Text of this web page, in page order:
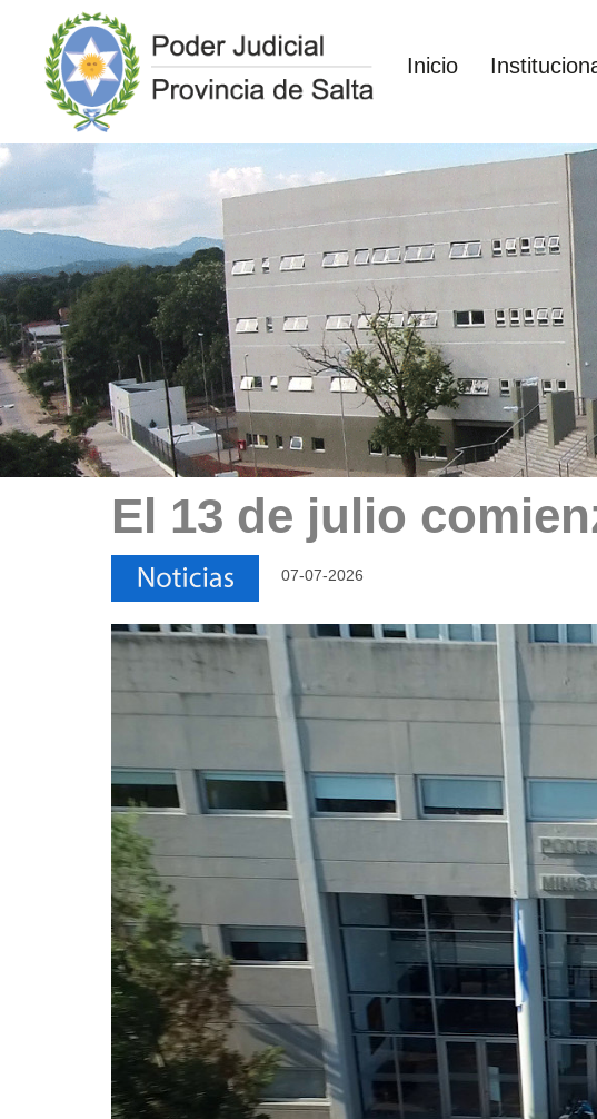
Inicio
El 13 de julio
07-07-2026